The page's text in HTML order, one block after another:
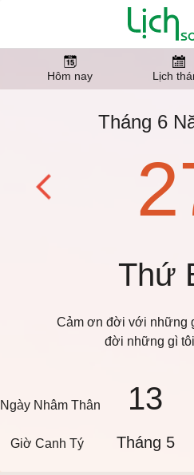
Hôm nay Lịch
Tháng 6
Thứ
Cảm ơn đời với những
đời những gì
Ngày Nhâm Thân 13
Giờ Canh Tý Tháng 5